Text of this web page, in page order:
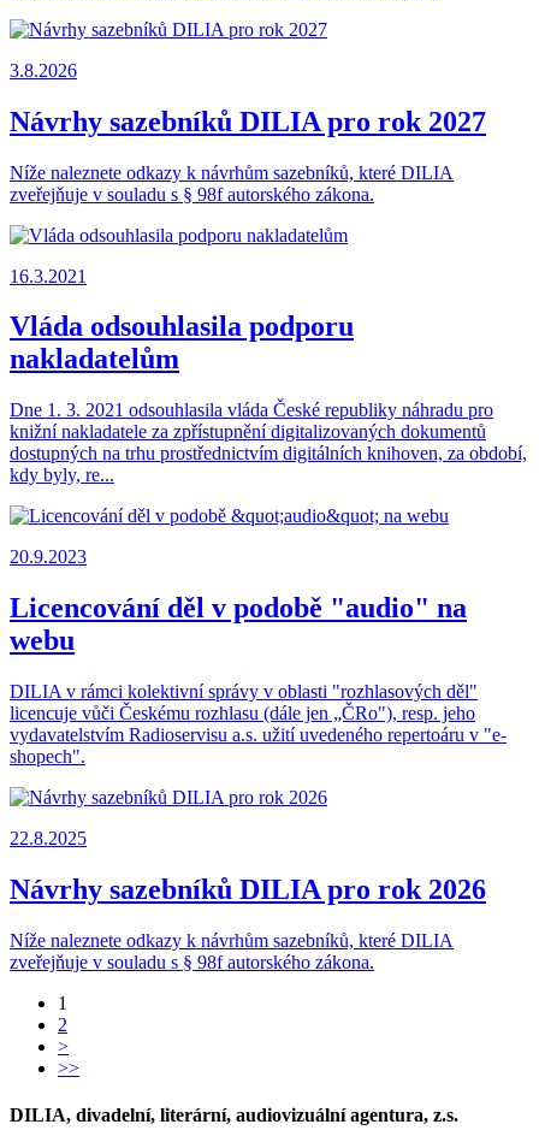
3.8.2026
Návrhy sazebníků DILIA pro rok 2027
Níže naleznete odkazy k návrhům sazebníků, které DILIA
zveřejňuje v souladu s § 98f autorského zákona.
16.3.2021
Vláda odsouhlasila podporu
nakladatelům
Dne 1. 3. 2021 odsouhlasila vláda České republiky náhradu pro
knižní nakladatele za zpřístupnění digitalizovaných dokumentů
dostupných na trhu prostřednictvím digitálních knihoven, za období,
kdy byly, re...
20.9.2023
Licencování děl v podobě "audio" na
webu
DILIA v rámci kolektivní správy v oblasti "rozhlasových děl"
licencuje vůči Českému rozhlasu (dále jen „ČRo"), resp. jeho
vydavatelstvím Radioservisu a.s. užití uvedeného repertoáru v "e-
shopech".
22.8.2025
Návrhy sazebníků DILIA pro rok 2026
Níže naleznete odkazy k návrhům sazebníků, které DILIA
zveřejňuje v souladu s § 98f autorského zákona.
1
2
>
>>
DILIA, divadelní, literární, audiovizuální agentura, z.s.